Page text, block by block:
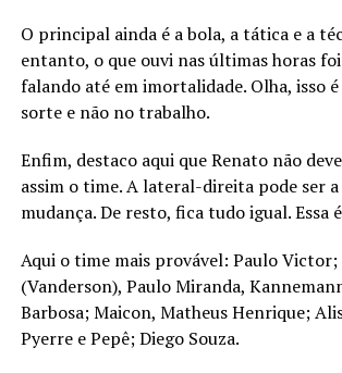
O principal ainda é a bola, a tática e a
entanto, o que ouvi nas últimas horas
falando até em imortalidade. Olha, isso
sorte e não no trabalho.
Enfim, destaco aqui que Renato não
assim o time. A lateral-direita pode ser
mudança. De resto, fica tudo igual. Essa
Aqui o time mais provável: Paulo
(Vanderson), Paulo Miranda,
Barbosa; Maicon, Matheus Henrique;
Pyerre e Pepê; Diego Souza.